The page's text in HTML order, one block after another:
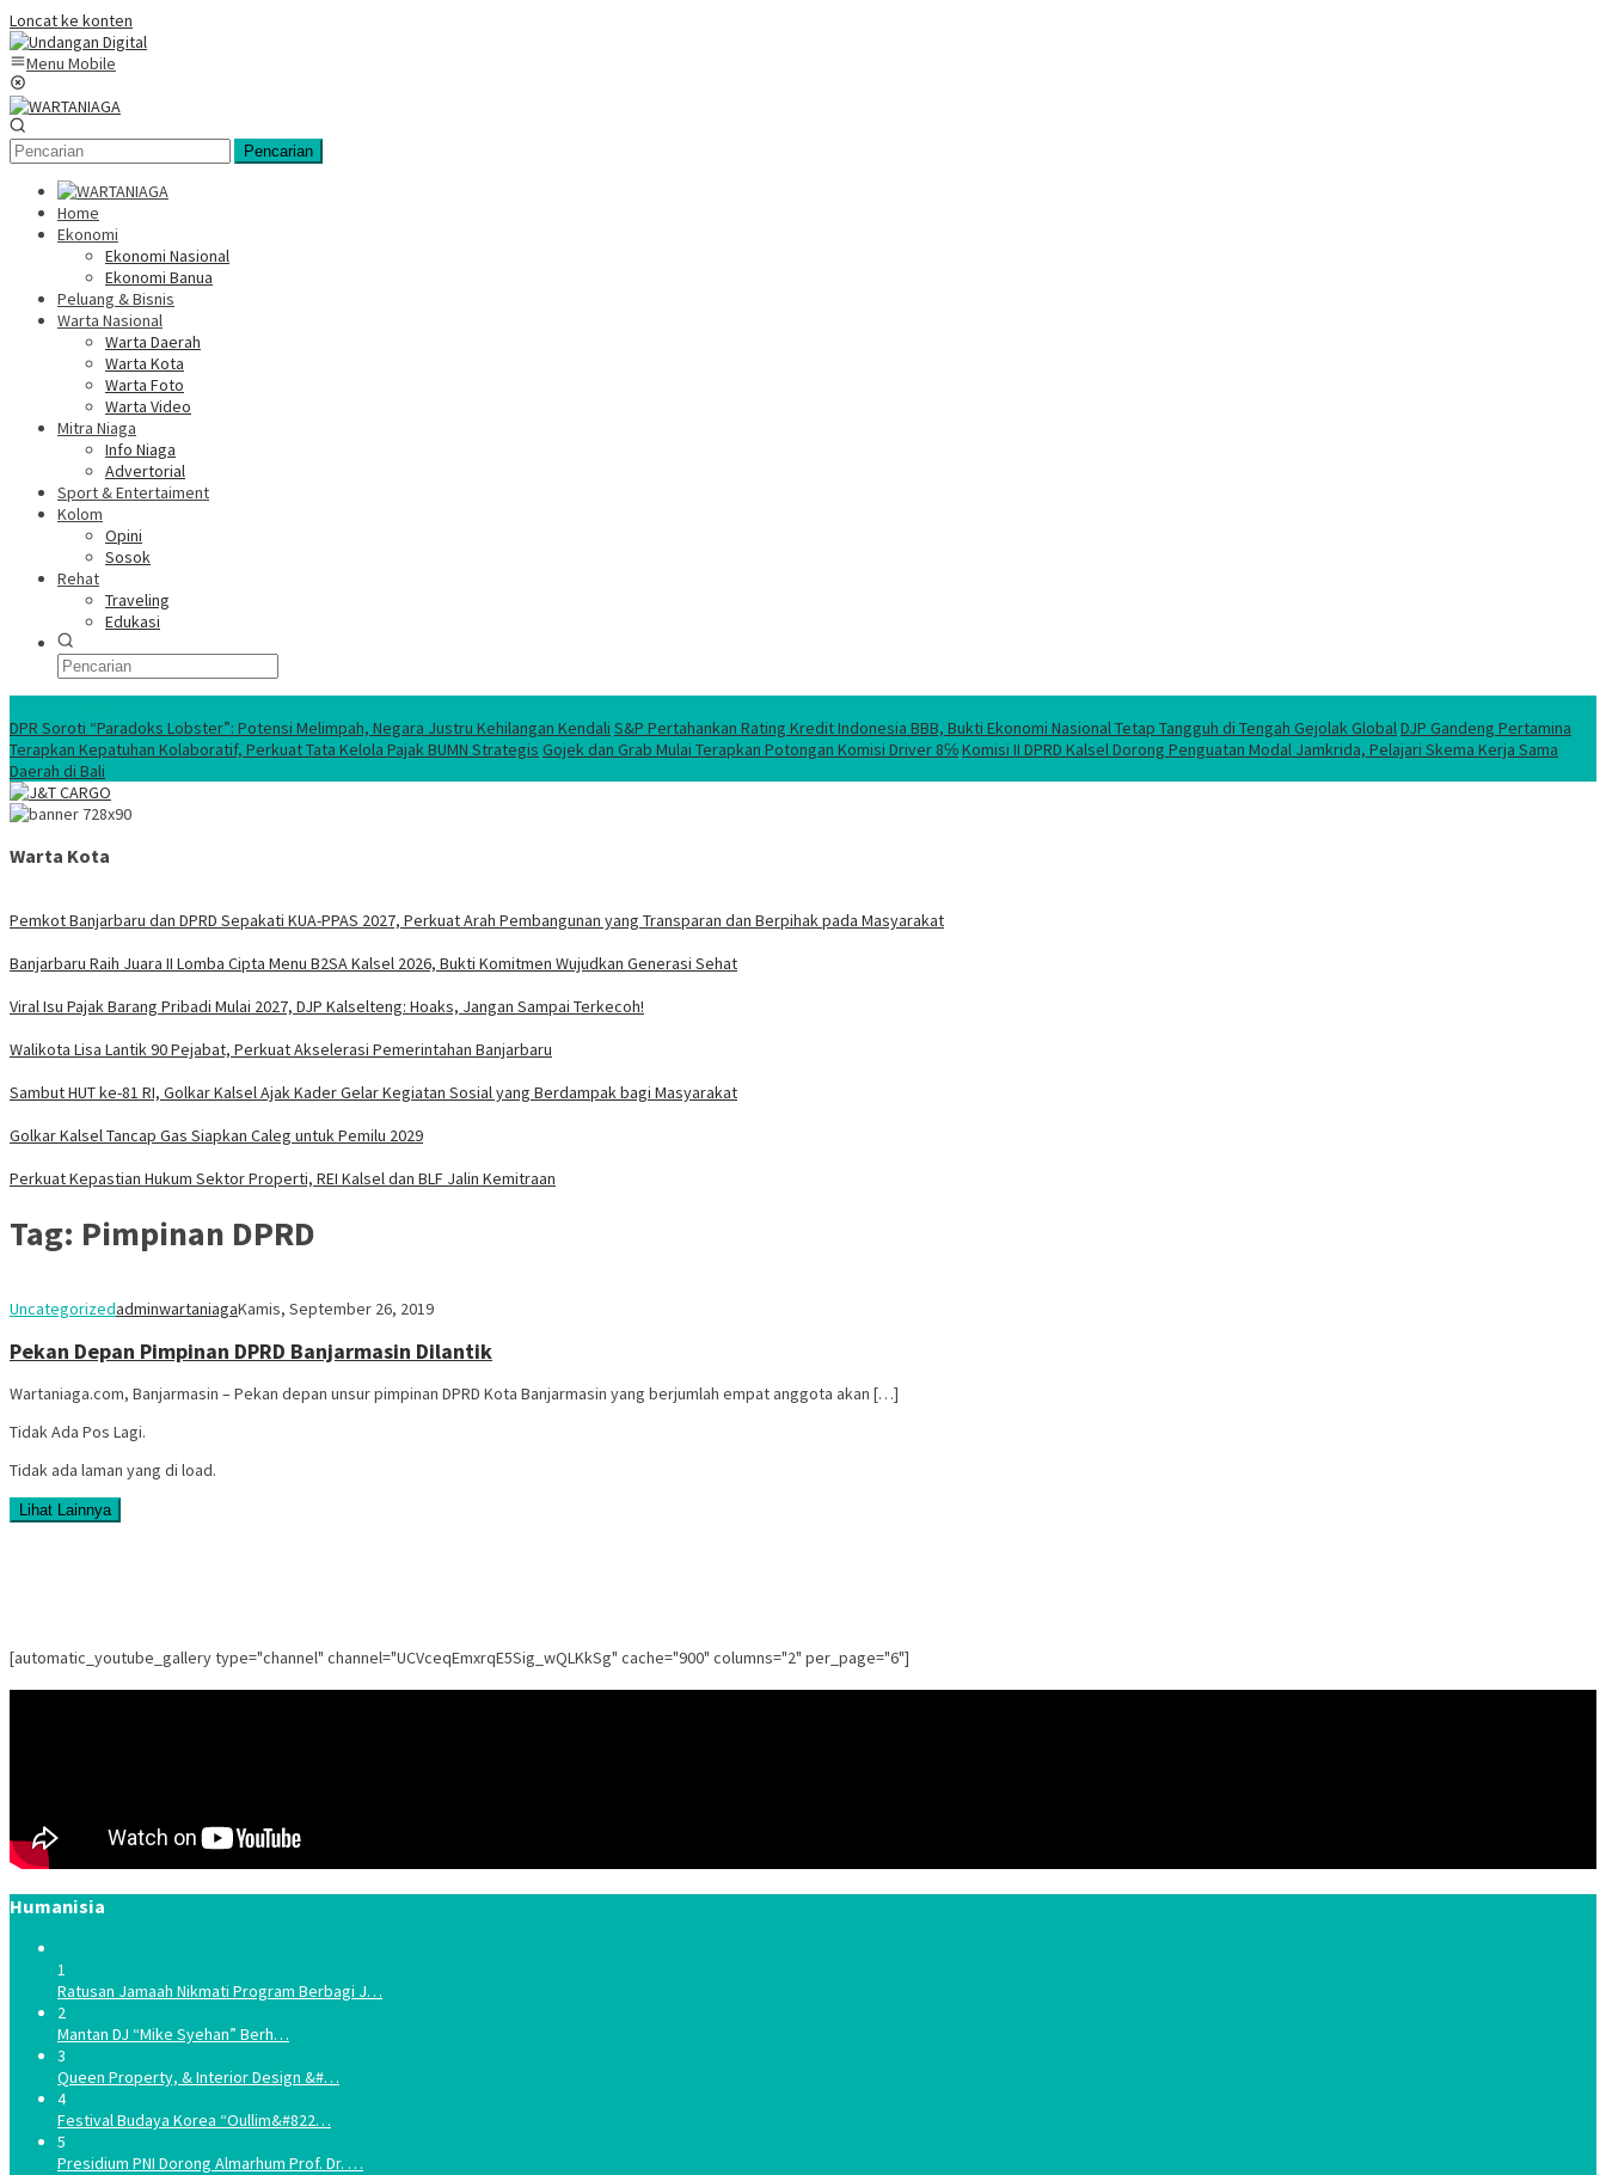
Loncat ke konten
Menu Mobile
Pencarian
Home
Ekonomi
Ekonomi Nasional
Ekonomi Banua
Peluang & Bisnis
Warta Nasional
Warta Daerah
Warta Kota
Warta Foto
Warta Video
Mitra Niaga
Info Niaga
Advertorial
Sport & Entertaiment
Kolom
Opini
Sosok
Rehat
Traveling
Edukasi
DPR Soroti “Paradoks Lobster”: Potensi Melimpah, Negara Justru Kehilangan Kendali S&P Pertahankan Rating Kredit Indonesia BBB, Bukti Ekonomi Nasional Tetap Tangguh di Tengah Gejolak GlobalDJP Gandeng Pertamina
Terapkan Kepatuhan Kolaboratif, Perkuat Tata Kelola Pajak BUMN Strategis Gojek dan Grab Mulai Terapkan Potongan Komisi Driver 8℅Komisi II DPRD Kalsel Dorong Penguatan Modal Jamkrida, Pelajari Skema Kerja Sama
Daerah di Bali
Warta Kota
Pemkot Banjarbaru dan DPRD Sepakati KUA-PPAS 2027, Perkuat Arah Pembangunan yang Transparan dan Berpihak pada Masyarakat
Banjarbaru Raih Juara II Lomba Cipta Menu B2SA Kalsel 2026, Bukti Komitmen Wujudkan Generasi Sehat
Viral Isu Pajak Barang Pribadi Mulai 2027, DJP Kalselteng: Hoaks, Jangan Sampai Terkecoh!
Walikota Lisa Lantik 90 Pejabat, Perkuat Akselerasi Pemerintahan Banjarbaru
Sambut HUT ke-81 RI, Golkar Kalsel Ajak Kader Gelar Kegiatan Sosial yang Berdampak bagi Masyarakat
Golkar Kalsel Tancap Gas Siapkan Caleg untuk Pemilu 2029
Perkuat Kepastian Hukum Sektor Properti, REI Kalsel dan BLF Jalin Kemitraan
Tag: Pimpinan DPRD
UncategorizedadminwartaniagaKamis, September 26, 2019
Pekan Depan Pimpinan DPRD Banjarmasin Dilantik
Wartaniaga.com, Banjarmasin – Pekan depan unsur pimpinan DPRD Kota Banjarmasin yang berjumlah empat anggota akan […]
Tidak Ada Pos Lagi.
Tidak ada laman yang di load.
Lihat Lainnya
[automatic_youtube_gallery type="channel" channel="UCVceqEmxrqE5Sig_wQLKkSg" cache="900" columns="2" per_page="6"]
Humanisia
1
Ratusan Jamaah Nikmati Program Berbagi J…
2
Mantan DJ “Mike Syehan” Berh…
3
Queen Property, & Interior Design &#…
4
Festival Budaya Korea “Oullim&#822…
5
Presidium PNI Dorong Almarhum Prof. Dr. …